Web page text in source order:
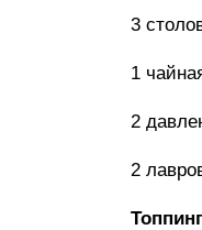
3
1
2
2